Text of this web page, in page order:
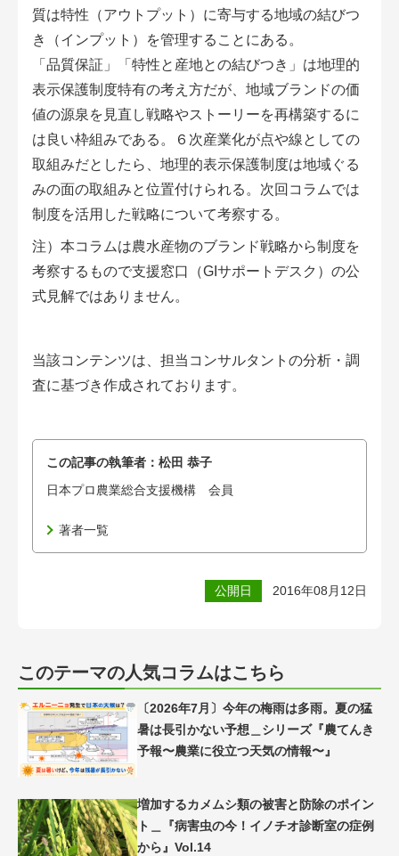
質は特性（アウトプット）に寄与する地域の結びつ
き（インプット）を管理することにある。
「品質保証」「特性と産地との結びつき」は地理的
表示保護制度特有の考え方だが、地域ブランドの価
値の源泉を見直し戦略やストーリーを再構築するに
は良い枠組みである。６次産業化が点や線としての
取組みだとしたら、地理的表示保護制度は地域ぐる
みの面の取組みと位置付けられる。次回コラムでは
制度を活用した戦略について考察する。
注）本コラムは農水産物のブランド戦略から制度を
考察するもので支援窓口（GIサポートデスク）の公
式見解ではありません。
当該コンテンツは、担当コンサルタントの分析・調
査に基づき作成されております。
この記事の執筆者： 松田 恭子
日本プロ農業総合支援機構 会員
著者一覧
公開日 2016年08月12日
このテーマの人気コラムはこちら
〔2026年7月〕今年の梅雨は多雨。夏の猛
暑は長引かない予想＿シリーズ『農てんき
予報〜農業に役立つ天気の情報〜』
増加するカメムシ類の被害と防除のポイン
ト＿『病害虫の今！イノチオ診断室の症例
から』Vol.14